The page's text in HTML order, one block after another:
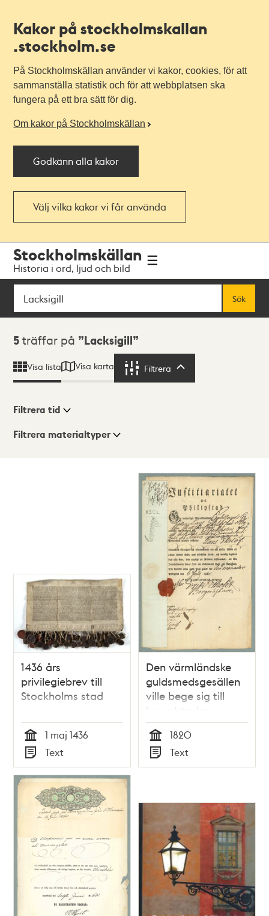
Kakor på stockholmskallan
.stockholm.se
På Stockholmskällan använder vi kakor, cookies, för att
sammanställa statistik och för att webbplatsen ska
fungera på ett bra sätt för dig.
Om kakor på Stockholmskällan
Godkänn alla kakor
Välj vilka kakor vi får använda
navigationen
huvudinnehållet
Stockholmskällan
Historia i ord, ljud och bild
Sök
Sök
Sökresultat
5 träffar på Lacksigill
Visa lista Visa karta Filtrera
Visningsläge
Filtrera tid
Filtrera materialtyper
1436 års
privilegiebrev till
Stockholms stad
Tid
1 maj 1436
Typ
Text
Den värmländske
guldsmedsgesällen
ville bege sig till
huvudstaden
Tid
1820
Typ
Text